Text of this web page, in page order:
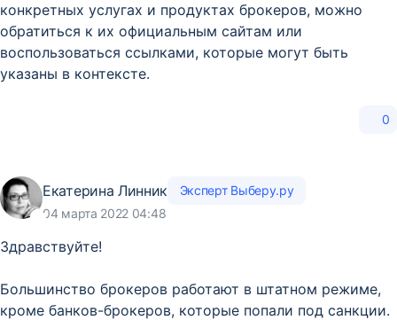
конкретных услугах и продуктах брокеров, можно
обратиться к их официальным сайтам или
воспользоваться ссылками, которые могут быть
указаны в контексте.
0
Екатерина Линник
Эксперт Выберу.ру
04 марта 2022 04:48
Здравствуйте!
Большинство брокеров работают в штатном режиме,
кроме банков-брокеров, которые попали под санкции.